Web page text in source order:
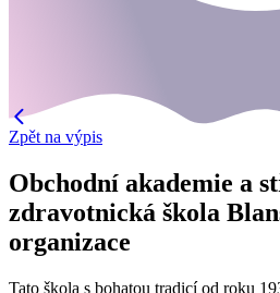
Zpět na výpis
Obchodní akademie a
zdravotnická škola
organizace
Tato škola s bohatou tradicí od roku